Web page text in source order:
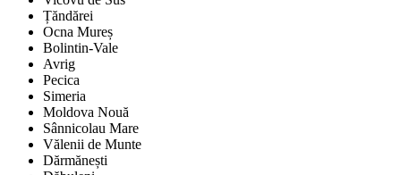
Țăndărei
Ocna Mureș
Bolintin-Vale
Avrig
Pecica
Simeria
Moldova Nouă
Sânnicolau Mare
Vălenii de Munte
Dărmănești